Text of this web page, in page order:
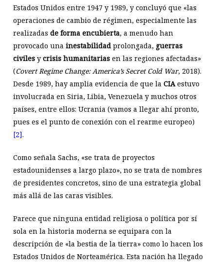
Estados Unidos entre 1947 y 1989, y concluyó que «las
operaciones de cambio de régimen, especialmente las
realizadas de forma encubierta, a menudo han
provocado una inestabilidadprolongada, guerras
civilesy crisis humanitariasen las regiones afectadas»
(Covert Regime Change: America’s Secret Cold War, 2018).
Desde 1989, hay amplia evidencia de que la CIAestuvo
involucrada en Siria, Libia, Venezuela y muchos otros
países, entre ellos: Ucrania (vamos a llegar ahí pronto,
pues es el punto de conexión con el rearme europeo)
[2].
Como señala Sachs, «se trata de proyectos
estadounidenses a largo plazo», no se trata de nombres
de presidentes concretos, sino de una estrategia global
más allá de las caras visibles.
Parece que ninguna entidad religiosa o política por sí
sola en la historia moderna se equipara con la
descripción de «la bestia de la tierra» como lo hacen los
Estados Unidos de Norteamérica. Esta nación ha llegado